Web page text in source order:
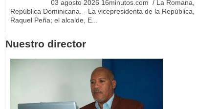
03 agosto 2026 16minutos.com / La Romana,
República Dominicana. - La vicepresidenta de la República,
Raquel Peña; el alcalde, E...
Nuestro director